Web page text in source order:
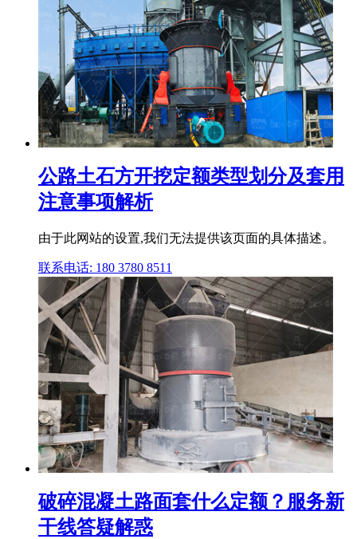
公路土石方开挖定额类型划分及套用
注意事项解析
由于此网站的设置,我们无法提供该页面的具体描述。
联系电话: 180 3780 8511
破碎混凝土路面套什么定额？服务新
干线答疑解惑